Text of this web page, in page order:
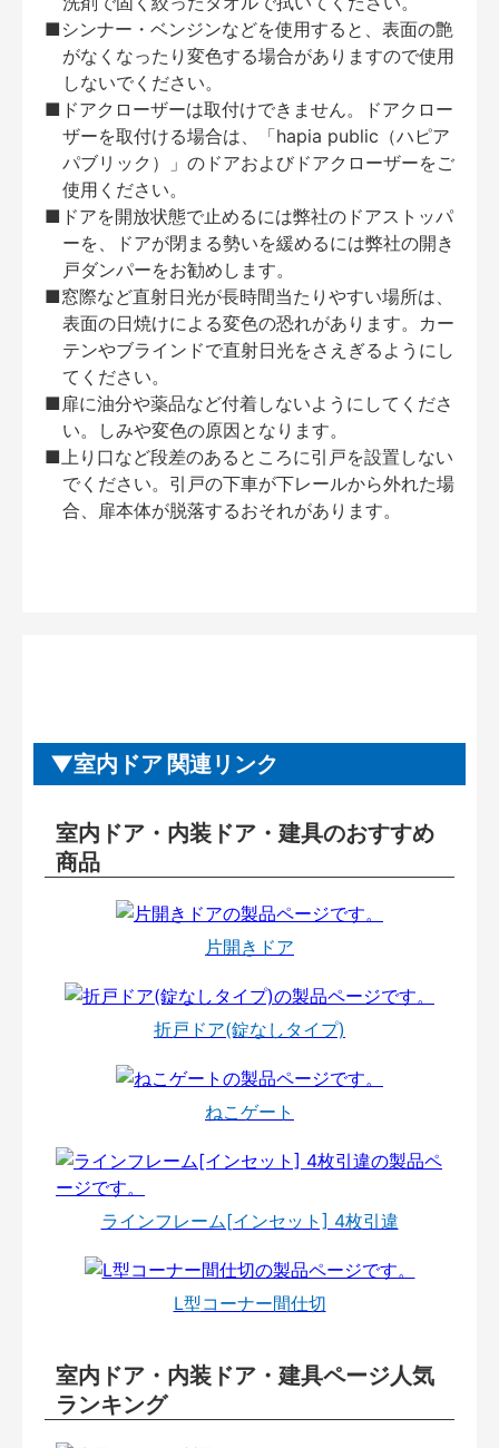
■シンナー・ベンジンなどを使用すると、表面の艶
がなくなったり変色する場合がありますので使用
しないでください。
■ドアクローザーは取付けできません。ドアクロー
ザーを取付ける場合は、「hapia public（ハピア
パブリック）」のドアおよびドアクローザーをご
使用ください。
■ドアを開放状態で止めるには弊社のドアストッパ
ーを、ドアが閉まる勢いを緩めるには弊社の開き
戸ダンパーをお勧めします。
■窓際など直射日光が長時間当たりやすい場所は、
表面の日焼けによる変色の恐れがあります。カー
テンやブラインドで直射日光をさえぎるようにし
てください。
■扉に油分や薬品など付着しないようにしてくださ
い。しみや変色の原因となります。
■上り口など段差のあるところに引戸を設置しない
でください。引戸の下車が下レールから外れた場
合、扉本体が脱落するおそれがあります。
室内ドア 関連リンク
室内ドア・内装ドア・建具のおすすめ
商品
片開きドア
折戸ドア(錠なしタイプ)
ねこゲート
ラインフレーム[インセット] 4枚引違
L型コーナー間仕切
室内ドア・内装ドア・建具ページ人気
ランキング